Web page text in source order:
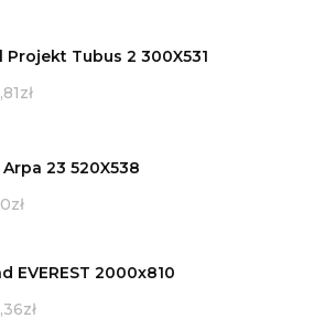
Projekt Tubus 2 300X531
zł
23 520X538
zł
EVEREST 2000x810
zł